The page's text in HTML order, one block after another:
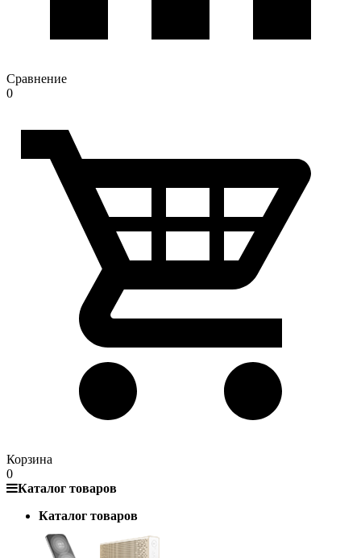
Сравнение
0
Корзина
0
Каталог товаров
Каталог товаров